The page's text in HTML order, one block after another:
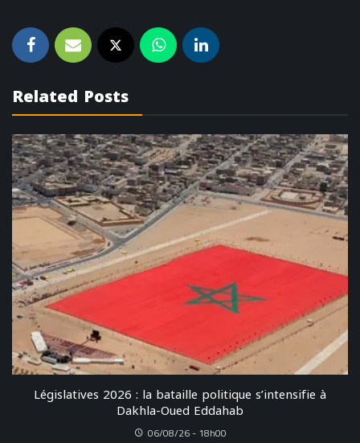
Related Posts
Législatives 2026 : la bataille politique s’intensifie à
Dakhla-Oued Eddahab
06/08/26 - 18h00